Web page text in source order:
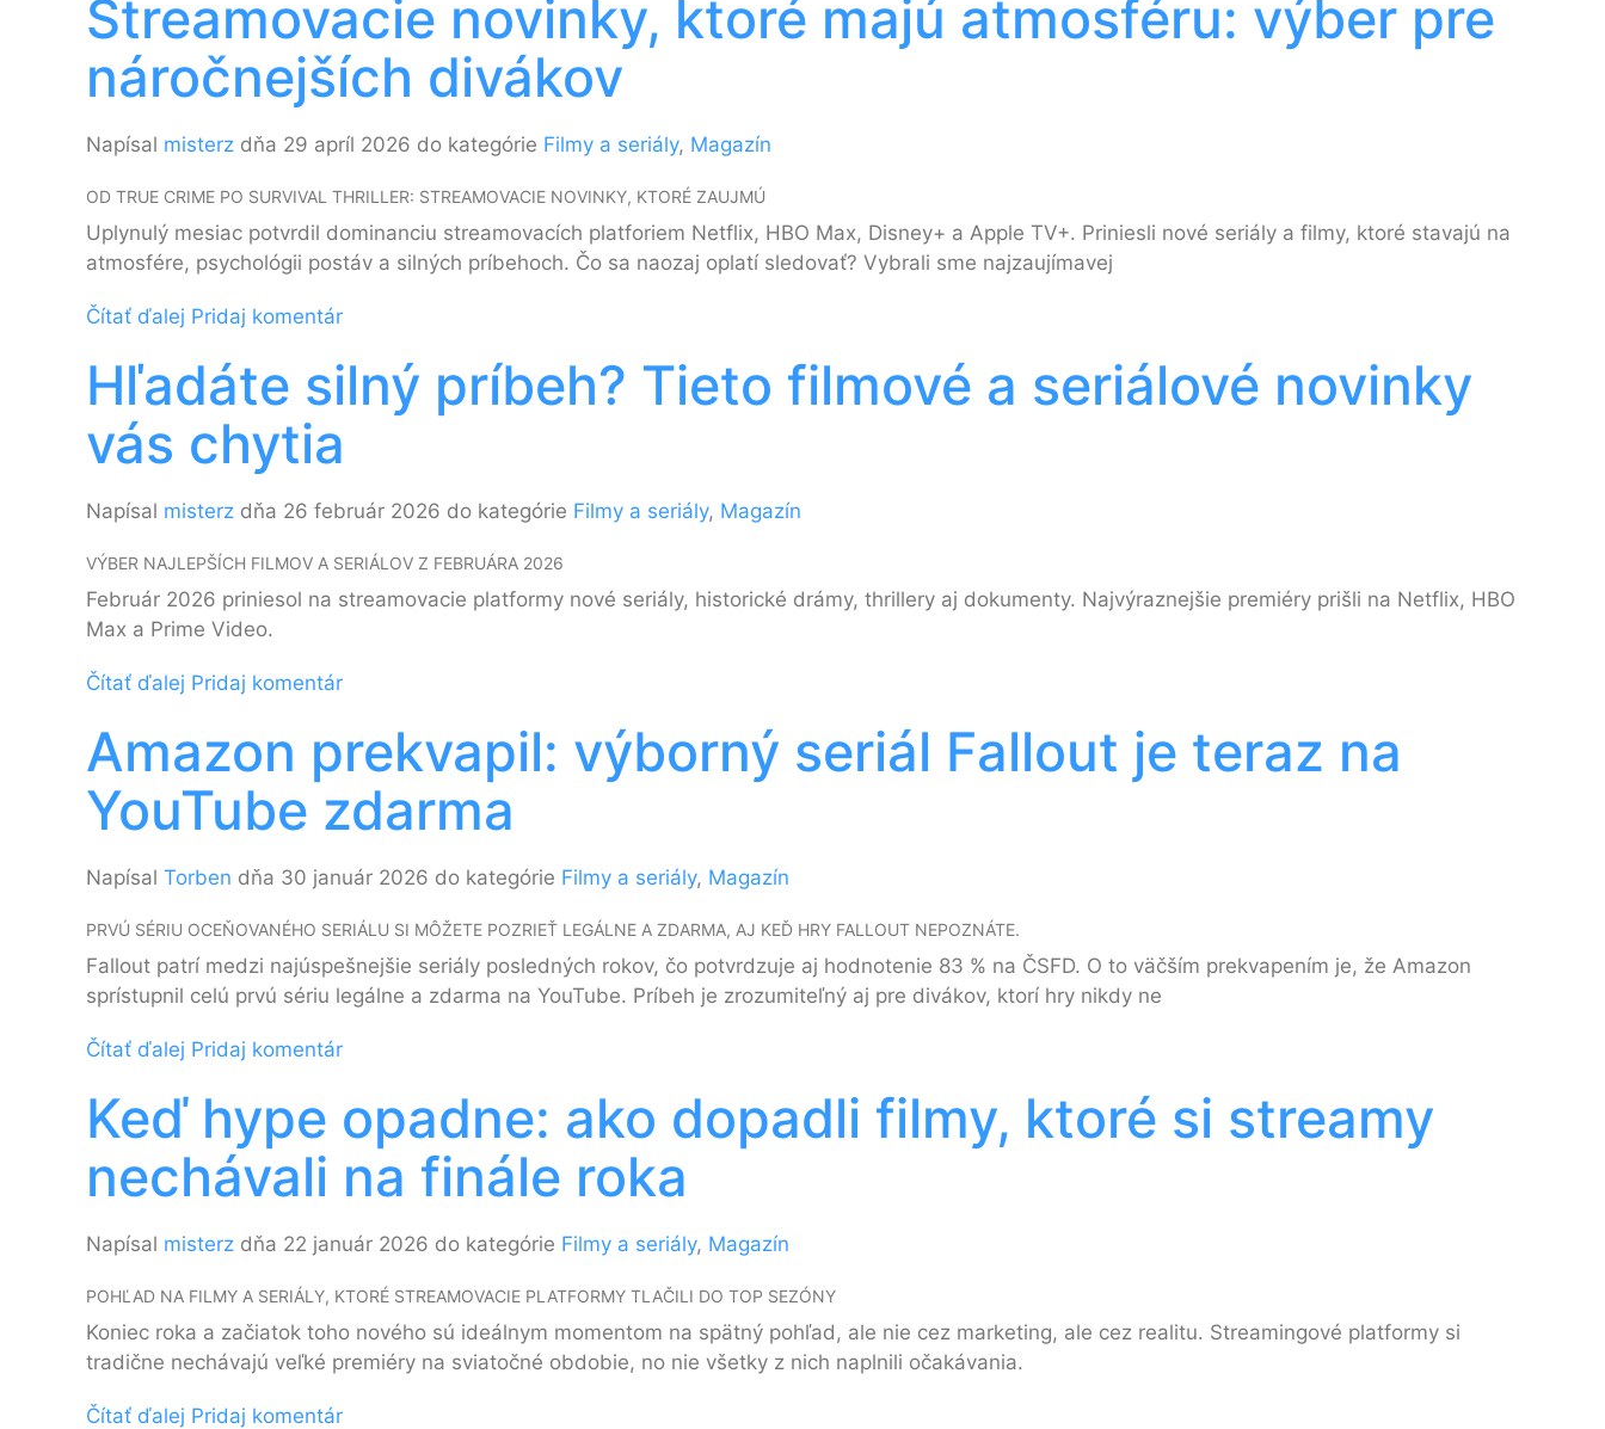
Streamovacie novinky, ktoré majú atmosféru: výber pre
náročnejších divákov
Napísal misterz dňa 29 apríl 2026 do kategórie Filmy a seriály, Magazín
OD TRUE CRIME PO SURVIVAL THRILLER: STREAMOVACIE NOVINKY, KTORÉ ZAUJMÚ
Uplynulý mesiac potvrdil dominanciu streamovacích platforiem Netflix, HBO Max, Disney+ a Apple TV+. Priniesli nové seriály a filmy, ktoré stavajú na
atmosfére, psychológii postáv a silných príbehoch. Čo sa naozaj oplatí sledovať? Vybrali sme najzaujímavej
Čítať ďalej Pridaj komentár
Hľadáte silný príbeh? Tieto filmové a seriálové novinky
vás chytia
Napísal misterz dňa 26 február 2026 do kategórie Filmy a seriály, Magazín
VÝBER NAJLEPŠÍCH FILMOV A SERIÁLOV Z FEBRUÁRA 2026
Február 2026 priniesol na streamovacie platformy nové seriály, historické drámy, thrillery aj dokumenty. Najvýraznejšie premiéry prišli na Netflix, HBO
Max a Prime Video.
Čítať ďalej Pridaj komentár
Amazon prekvapil: výborný seriál Fallout je teraz na
YouTube zdarma
Napísal Torben dňa 30 január 2026 do kategórie Filmy a seriály, Magazín
PRVÚ SÉRIU OCEŇOVANÉHO SERIÁLU SI MÔŽETE POZRIEŤ LEGÁLNE A ZDARMA, AJ KEĎ HRY FALLOUT NEPOZNÁTE.
Fallout patrí medzi najúspešnejšie seriály posledných rokov, čo potvrdzuje aj hodnotenie 83 % na ČSFD. O to väčším prekvapením je, že Amazon
sprístupnil celú prvú sériu legálne a zdarma na YouTube. Príbeh je zrozumiteľný aj pre divákov, ktorí hry nikdy ne
Čítať ďalej Pridaj komentár
Keď hype opadne: ako dopadli filmy, ktoré si streamy
nechávali na finále roka
Napísal misterz dňa 22 január 2026 do kategórie Filmy a seriály, Magazín
POHĽAD NA FILMY A SERIÁLY, KTORÉ STREAMOVACIE PLATFORMY TLAČILI DO TOP SEZÓNY
Koniec roka a začiatok toho nového sú ideálnym momentom na spätný pohľad, ale nie cez marketing, ale cez realitu. Streamingové platformy si
tradične nechávajú veľké premiéry na sviatočné obdobie, no nie všetky z nich naplnili očakávania.
Čítať ďalej Pridaj komentár